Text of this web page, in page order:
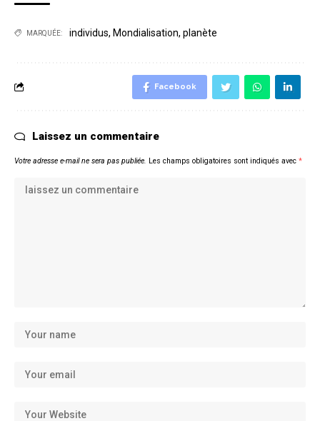
MARQUÉE: individus, Mondialisation, planète
Facebook
Laissez un commentaire
Votre adresse e-mail ne sera pas publiée. Les champs obligatoires sont indiqués avec *